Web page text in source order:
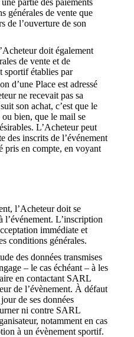
partie des paiements
générales de vente que
de l’ouverture de son
doit également
de vente et de
sportif établies par
d’une Place est adressé
ne recevait pas sa
son achat, c’est que le
bien, que le mail se
L’Acheteur peut
des inscrits de l’événement
pris en compte, en voyant
l’Acheteur doit se
l’événement. L’inscription
immédiate et
conditions générales.
des données transmises
– le cas échéant – à les
en contactant SARL
de l’évènement. À défaut
de ses données
ni contre SARL
notamment en cas
à un évènement sportif.